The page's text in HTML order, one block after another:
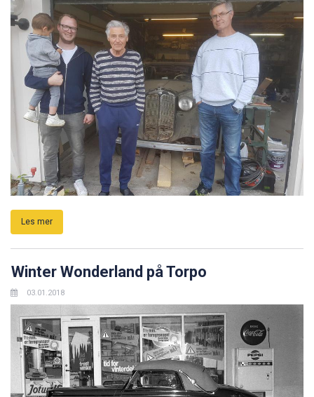
Les mer
Winter Wonderland på Torpo
03.01.2018